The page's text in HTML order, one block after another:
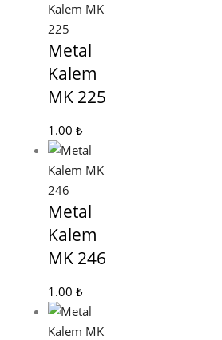
Metal
Kalem
MK 225
1.00 ₺
Metal
Kalem
MK 246
1.00 ₺